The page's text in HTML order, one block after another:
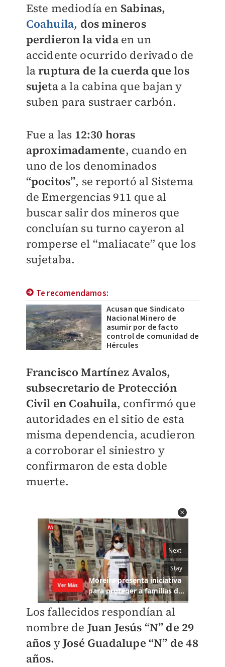
Este mediodía en Sabinas,
Coahuila, dos mineros
perdieron la vidaen un
accidente ocurrido derivado de
laruptura de la cuerda que los
sujeta a la cabina que bajan y
suben para sustraer carbón.
Fue a las 12:30 horas
aproximadamente, cuando en
uno de los denominados
“pocitos”, se reportó al Sistema
de Emergencias 911 que al
buscar salir dos mineros que
concluían su turno cayeron al
romperse el “maliacate” que los
sujetaba.
Te recomendamos:
Acusan que Sindicato
Nacional Minero de
asumir por de facto
control de comunidad de
Hércules
Francisco Martínez Avalos,
subsecretario de Protección
Civil en Coahuila, confirmó que
autoridades en el sitio de esta
misma dependencia, acudieron
a corroborar el siniestro y
confirmaron de esta doble
muerte.
Los fallecidos respondían al
nombre de Juan Jesús “N” de 29
años yJosé Guadalupe “N” de 48
años.